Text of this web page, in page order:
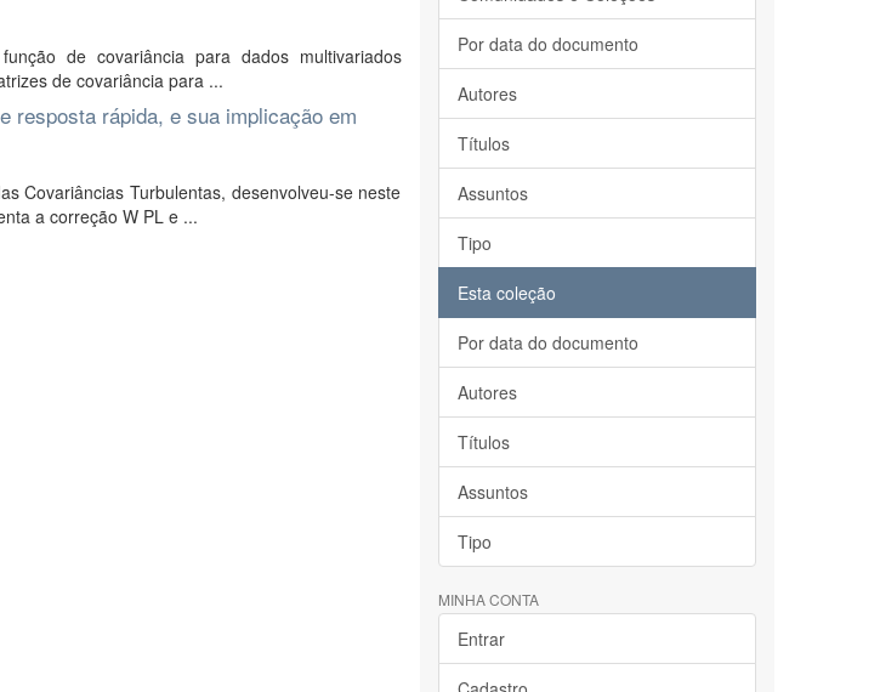
de covariância para dados multivariados
de covariância para ...
resposta rápida, e sua implicação em
Covariâncias Turbulentas, desenvolveu-se neste
a correção W PL e ...
Por data do documento
Autores
Títulos
Assuntos
Tipo
Esta coleção
Por data do documento
Autores
Títulos
Assuntos
Tipo
MINHA CONTA
Entrar